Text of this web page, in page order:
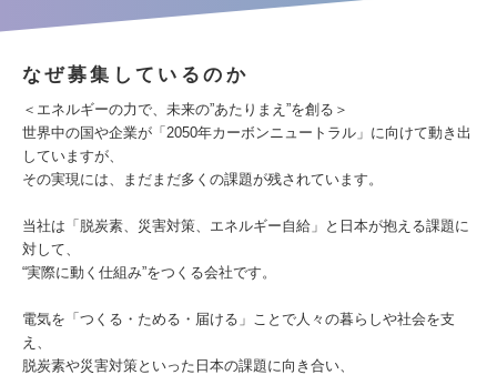
なぜ募集しているのか
＜エネルギーの力で、未来の”あたりまえ”を創る＞
世界中の国や企業が「2050年カーボンニュートラル」に向けて動き出
していますが、
その実現には、まだまだ多くの課題が残されています。
当社は「脱炭素、災害対策、エネルギー自給」と日本が抱える課題に
対して、
“実際に動く仕組み”をつくる会社です。
電気を「つくる・ためる・届ける」ことで人々の暮らしや社会を支
え、
脱炭素や災害対策といった日本の課題に向き合い、